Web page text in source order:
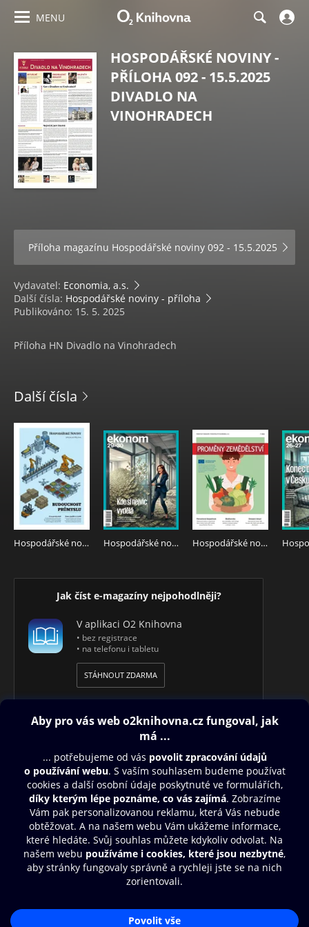
MENU
HOSPODÁŘSKÉ NOVINY -
PŘÍLOHA 092 - 15.5.2025
DIVADLO NA
VINOHRADECH
Příloha magazínu Hospodářské noviny 092 - 15.5.2025
Vydavatel: Economia, a.s.
Další čísla: Hospodářské noviny - příloha
Publikováno: 15. 5. 2025
Příloha HN Divadlo na Vinohradech
Další čísla
Hospodářské noviny - příloha 145 - 30.7.2026 Budoucnost průmyslu Hospodářské noviny - příloha 140 - 23.7.2026 Týdeník Ekonom Hospodářské noviny - příloha 126 - 2.7.2026 Proměny zemědělství
Jak číst e-magazíny nejpohodlněji?
V aplikaci O2 Knihovna
• bez registrace
• na telefonu i tabletu
STÁHNOUT ZDARMA
Obsah ke stažení
Moje O2 Knihovna
Další zábava
© O2 Czech Republic a.s.